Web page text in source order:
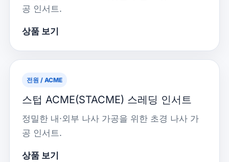
공 인서트.
상품 보기
전원 / ACME
스텁 ACME(STACME) 스레딩 인서트
정밀한 내·외부 나사 가공을 위한 초경 나사 가
공 인서트.
상품 보기